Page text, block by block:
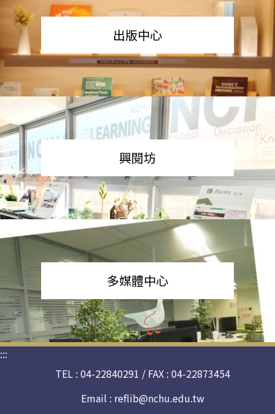
出版中心
興閱坊
多媒體中心
:::
TEL : 04-22840291 / FAX : 04-22873454
Email : reflib@nchu.edu.tw